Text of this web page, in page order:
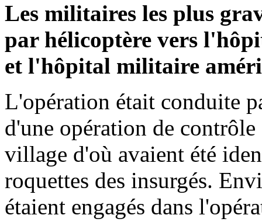
Les militaires les plus
par hélicoptère vers
et l'hôpital militaire
L'opération était conduite
d'une opération de
village d'où avaient été
roquettes des insurgés.
étaient engagés dans